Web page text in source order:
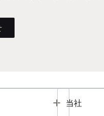
Toggle
当社